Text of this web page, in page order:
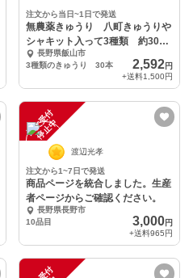
注文から当日~1日で発送
無農薬きゅうり 八町きゅうりや
シャキット入って3種類 約30
本 約5キロ
長野県飯山市
3種類のきゅうり 30本
2,592円
+送料1,500円
注
文
受
付
停
止
中
渡辺光孝
注文から1~7日で発送
商品ページを統合しました。生産
者ページからご確認ください。
長野県長野市
10品目
3,000円
+送料965円